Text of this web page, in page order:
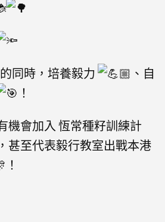
的同時，培養毅力
、自
！
機會加入 恆常種籽訓練計
甚至代表毅行教室出戰本港
！